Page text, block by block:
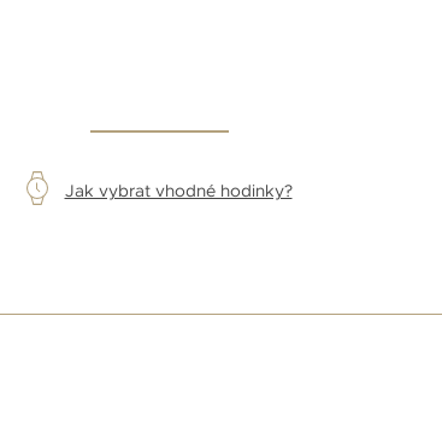
Jak vybrat vhodné hodinky?